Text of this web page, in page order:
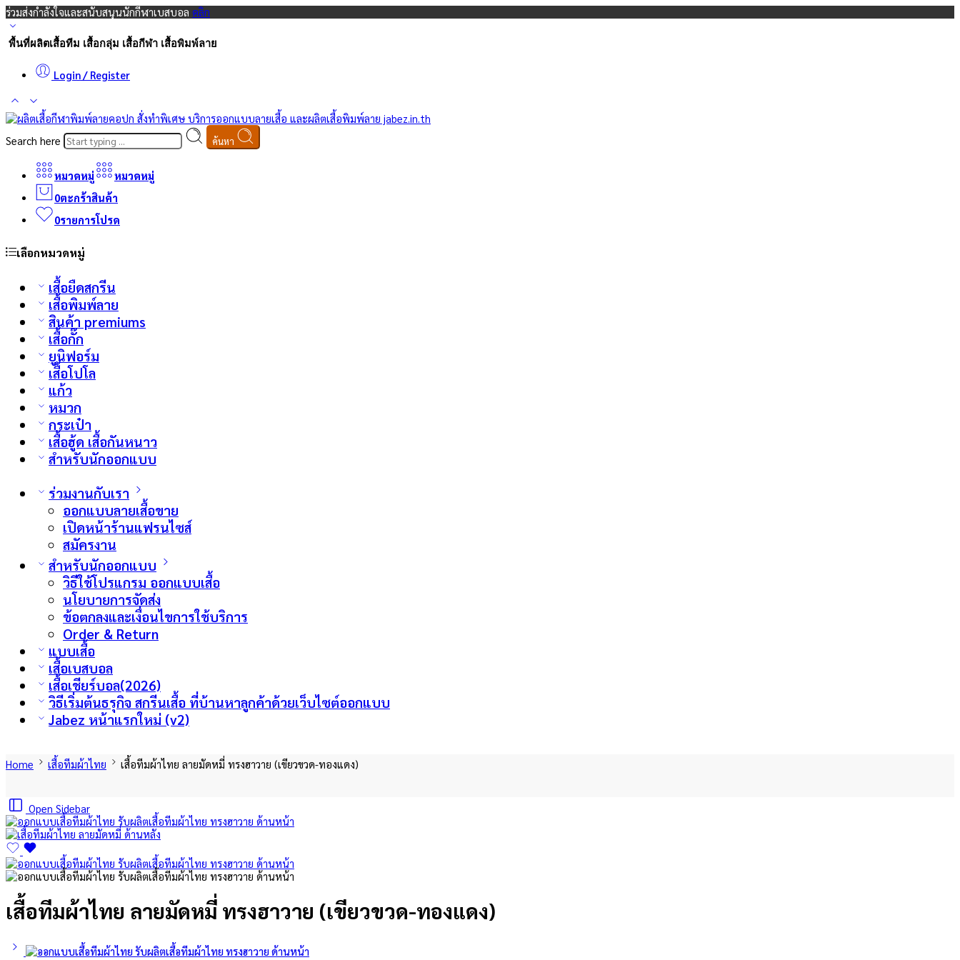
ร่วมส่งกำลังใจและสนับสนุนนักกีฬาเบสบอล คลิก
พื้นที่ผลิตเสื้อทีม เสื้อกลุ่ม เสื้อกีฬา เสื้อพิมพ์ลาย
Login / Register
Search here ค้นหา
หมวดหมู่
หมวดหมู่
0ตะกร้าสินค้า
0รายการโปรด
เลือกหมวดหมู่
เสื้อยืดสกรีน
เสื้อพิมพ์ลาย
สินค้า premiums
เสื้อกั๊ก
ยูนิฟอร์ม
เสื้อโปโล
แก้ว
หมวก
กระเป๋า
เสื้อฮู้ด เสื้อกันหนาว
สำหรับนักออกแบบ
ร่วมงานกับเรา
ออกแบบลายเสื้อขาย
เปิดหน้าร้านแฟรนไซส์
สมัครงาน
สำหรับนักออกแบบ
วิธีใช้โปรแกรม ออกแบบเสื้อ
นโยบายการจัดส่ง
ข้อตกลงและเงื่อนไขการใช้บริการ
Order & Return
แบบเสื้อ
เสื้อเบสบอล
เสื้อเชียร์บอล(2026)
วิธีเริ่มต้นธรุกิจ สกรีนเสื้อ ที่บ้านหาลูกค้าด้วยเว็บไซต์ออกแบบ
Jabez หน้าแรกใหม่ (v2)
Home เสื้อทีมผ้าไทย เสื้อทีมผ้าไทย ลายมัดหมี่ ทรงฮาวาย (เขียวขวด-ทองแดง)
Open Sidebar
เสื้อทีมผ้าไทย ลายมัดหมี่ ทรงฮาวาย (เขียวขวด-ทองแดง)